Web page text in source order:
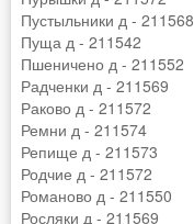
Пустыльники д - 211568
Пуща д - 211542
Пшеничено д - 211552
Радченки д - 211569
Раково д - 211572
Ремни д - 211574
Репище д - 211573
Родчие д - 211572
Романово д - 211550
Росляки д - 211569